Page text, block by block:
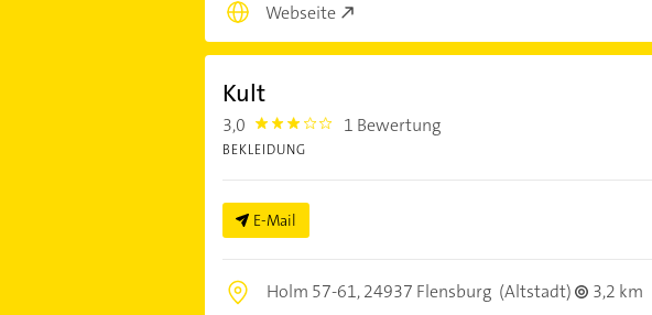
Webseite
Kult
3,0 3.0 1 Bewertung
BEKLEIDUNG
E-Mail
Holm 57-61,24937 Flensburg (Altstadt)
3,2 km